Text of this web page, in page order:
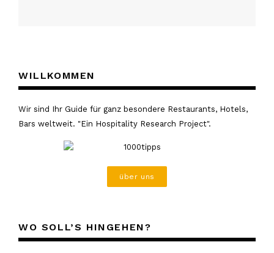
WILLKOMMEN
Wir sind Ihr Guide für ganz besondere Restaurants, Hotels,
Bars weltweit. "Ein Hospitality Research Project".
über uns
WO SOLL’S HINGEHEN?